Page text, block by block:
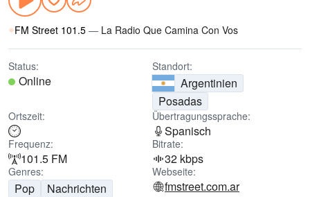
FM Street 101.5 — La Radio Que Camina Con Vos
Status:
Online
Standort:
Argentinien
Posadas
Ortszeit: Übertragungssprache:
Spanisch
Frequenz:
101.5 FM
Bitrate:
32 kbps
Genres:
Pop
Nachrichten
Webseite:
fmstreet.com.ar